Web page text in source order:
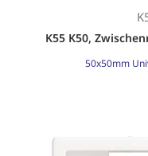
K55 K50,
50x50mm